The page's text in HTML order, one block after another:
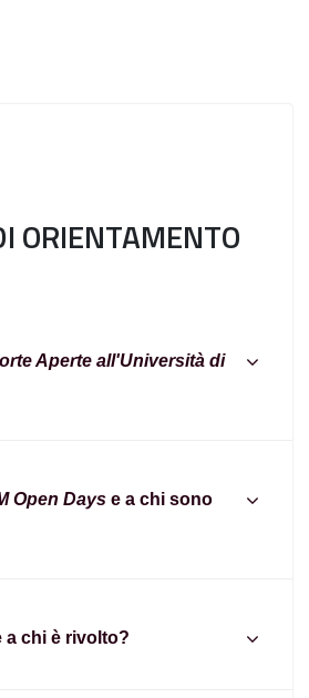
ORIENTAMENTO
Aperte all'Università di
Open Days e a chi sono
a chi è rivolto?